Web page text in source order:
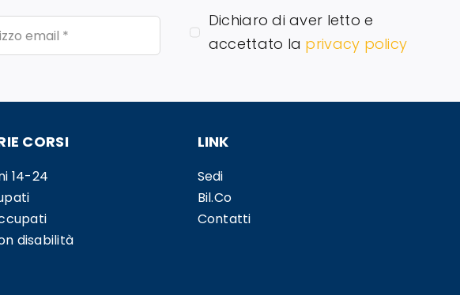
Dichiaro di aver letto e
accettato la privacy policy
CORSI
14-24
disabilità
LINK
Sedi
Bil.Co
Contatti